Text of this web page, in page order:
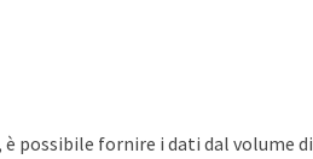
possibile fornire i dati dal volume di